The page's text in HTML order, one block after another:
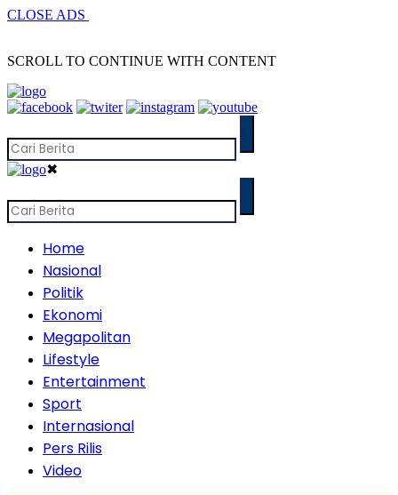
CLOSE ADS
SCROLL TO CONTINUE WITH CONTENT
✖
Home
Nasional
Politik
Ekonomi
Megapolitan
Lifestyle
Entertainment
Sport
Internasional
Pers Rilis
Video